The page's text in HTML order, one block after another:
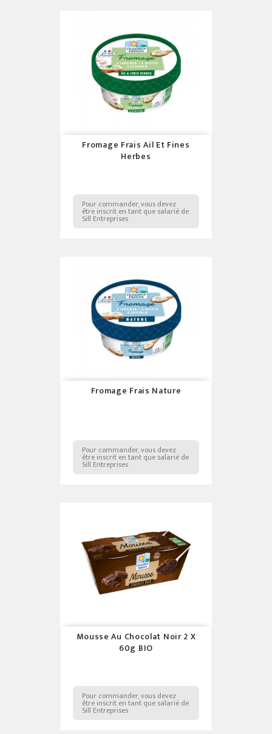
Fromage Frais Ail Et Fines
Herbes
Pour commander, vous devez
être inscrit en tant que salarié de
Sill Entreprises
Fromage Frais Nature
Pour commander, vous devez
être inscrit en tant que salarié de
Sill Entreprises
Mousse Au Chocolat Noir 2 X
60g BIO
Pour commander, vous devez
être inscrit en tant que salarié de
Sill Entreprises